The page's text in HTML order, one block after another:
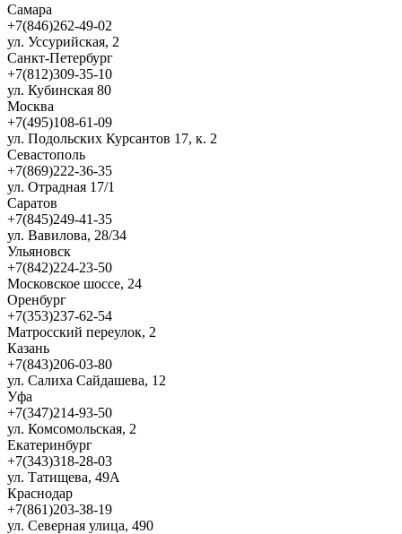
Самара
+7(846)262-49-02
ул. Уссурийская, 2
Санкт-Петербург
+7(812)309-35-10
ул. Кубинская 80
Москва
+7(495)108-61-09
ул. Подольских Курсантов 17, к. 2
Севастополь
+7(869)222-36-35
ул. Отрадная 17/1
Саратов
+7(845)249-41-35
ул. Вавилова, 28/34
Ульяновск
+7(842)224-23-50
Московское шоссе, 24
Оренбург
+7(353)237-62-54
Матросский переулок, 2
Казань
+7(843)206-03-80
ул. Салиха Сайдашева, 12
Уфа
+7(347)214-93-50
ул. Комсомольская, 2
Екатеринбург
+7(343)318-28-03
ул. Татищева, 49А
Краснодар
+7(861)203-38-19
ул. Северная улица, 490